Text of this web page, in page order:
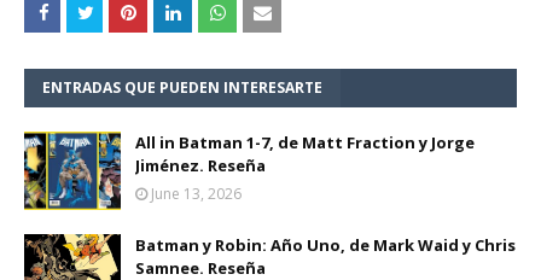
ENTRADAS QUE PUEDEN INTERESARTE
All in Batman 1-7, de Matt Fraction y Jorge
Jiménez. Reseña
June 13, 2026
Batman y Robin: Año Uno, de Mark Waid y Chris
Samnee. Reseña